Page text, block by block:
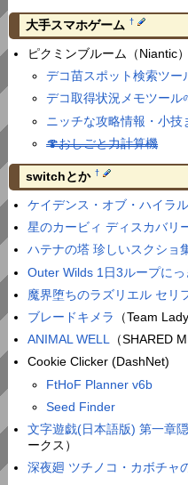
大手スマホゲーム †
ピクミンブルーム（Niantic）
デコ苗スポット検索ツー
デコ取得状況メモツール
ニッチな攻略情報・小技
🍄おしごと力計算機
switchとか †
ケイデンス・オブ・ハイラル
星のカービィ ディスカバリ
ハテナの塔 珍しいスクショ
Outer Wilds 1日3ループにっ
魔界堕ちのラズリエル セリ
ブレードキメラ （Team
ANIMAL WELL（SHARED
Cookie Clicker (DashNet)
FtHoF Planner v6b
Seed Finder
文字遊戯(日本語版) 第一章
ークス）
深夜廻 ツチノコ・カボチャ